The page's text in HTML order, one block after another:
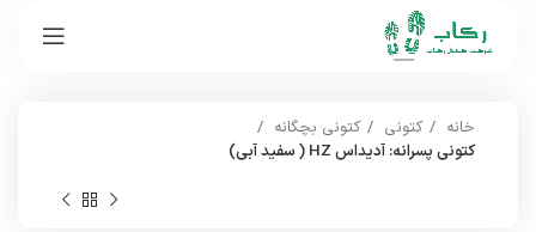
خانه کتونی
کتونی بچگانه
کتونی پسرانه: آدیداس HZ ( سفید آبی)